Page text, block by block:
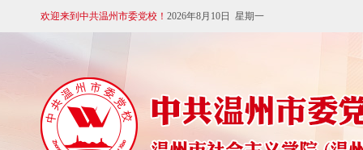
欢迎来到中共温州市委党校！ 2026年8月10日 星期一